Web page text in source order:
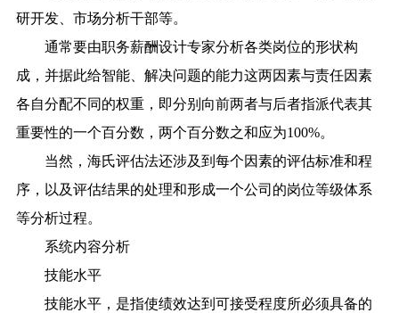
研开发、市场分析干部等。
通常要由职务薪酬设计专家分析各类岗位的形状构
成，并据此给智能、解决问题的能力这两因素与责任因素
各自分配不同的权重，即分别向前两者与后者指派代表其
重要性的一个百分数，两个百分数之和应为100%。
当然，海氏评估法还涉及到每个因素的评估标准和程
序，以及评估结果的处理和形成一个公司的岗位等级体系
等分析过程。
系统内容分析
技能水平
技能水平，是指使绩效达到可接受程度所必须具备的